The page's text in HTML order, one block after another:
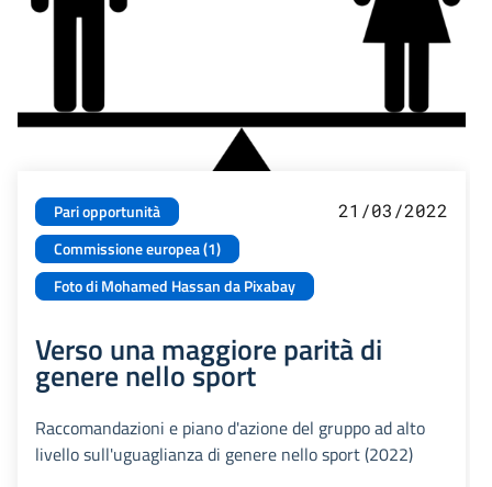
Pari opportunità
Commissione europea (1)
Foto di Mohamed Hassan da Pixabay
21/03/2022
Verso una maggiore parità di
genere nello sport
Raccomandazioni e piano d'azione del gruppo ad alto
livello sull'uguaglianza di genere nello sport (2022)